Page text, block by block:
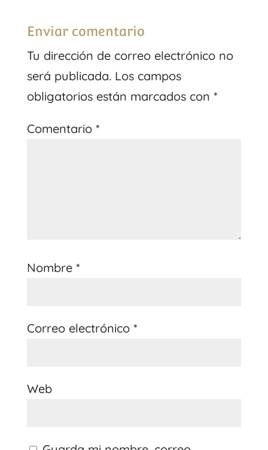
Enviar comentario
Tu dirección de correo electrónico no
será publicada. Los campos
obligatorios están marcados con *
Comentario *
Nombre *
Correo electrónico *
Web